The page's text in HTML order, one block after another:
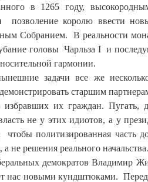
в 1265 году,
королю ввести
Собранием. В реальности
головы Чарльза I и
гармонии.
задачи все же
старшим
их граждан. Пугать,
не у этих идиотов, а у
политизированная часть
не решения реального начальства.
демократов Владимир
нас новыми кундштюками.